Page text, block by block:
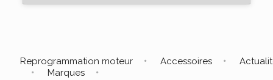
Reprogrammation moteur Accessoires
Marques